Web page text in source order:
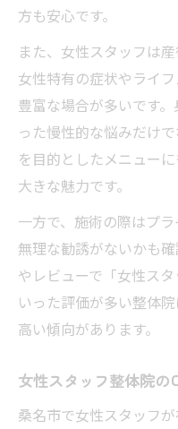
方も安心です。
また、女性スタッフは
女性特有の症状やライ
豊富な場合が多いです
った慢性的な悩みだけ
を目的としたメニュー
大きな魅力です。
一方で、施術の際はプラ
無理な勧誘がないかも
やレビューで「女性ス
いった評価が多い整体
高い傾向があります。
女性スタッフ整体院の
桑名市で女性スタッフ